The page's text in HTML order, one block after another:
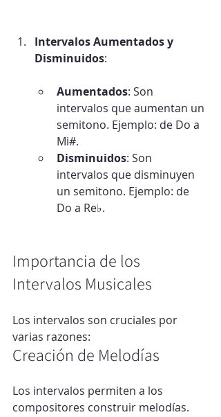
Intervalos Aumentados y
Disminuidos:
Aumentados: Son
intervalos que aumentan un
semitono. Ejemplo: de Do a
Mi#.
Disminuidos: Son
intervalos que disminuyen
un semitono. Ejemplo: de
Do a Re♭.
Importancia de los
Intervalos Musicales
Los intervalos son cruciales por
varias razones:
Creación de Melodías
Los intervalos permiten a los
compositores construir melodías.